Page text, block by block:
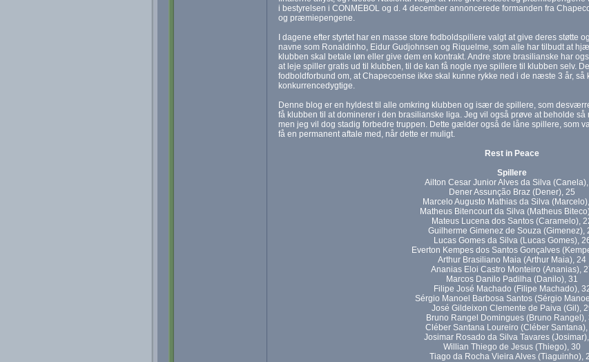
i bestyrelsen i CONMEBOL og d. 4 december annoncerede formanden fra
og præmiepengene.
I dagene efter styrtet har en masse store fodboldspillere valgt at give deres støtte
navne som Ronaldinho, Eidur Gudjohnsen og Riquelme, som alle har tilbudt at
klubben skal betale løn eller give dem en kontrakt. Andre store brasilianske har
at leje spiller gratis ud til klubben, til de kan få nogle nye spillere til klubben selv.
fodboldforbund om, at Chapecoense ikke skal kunne rykke ned i de næste 3 år,
konkurrencedygtige.
Denne blog er en hyldest til alle omkring klubben og især de spillere, som
få klubben til at dominerer i den brasilianske liga. Jeg vil også prøve at beholde så
men jeg vil dog stadig forbedre truppen. Dette gælder også de låne spillere, som
få en permanent aftale med, når dette er muligt.
Rest in Peace
Spillere
Ailton Cesar Junior Alves da Silva
Dener Assunção Braz (Dener), 25
Marcelo Augusto Mathias da Silva
Matheus Bitencourt da Silva (Matheus
Mateus Lucena dos Santos (Caramelo),
Guilherme Gimenez de Souza (Gimenez),
Lucas Gomes da Silva (Lucas Gomes),
Everton Kempes dos Santos Gonçalves
Arthur Brasiliano Maia (Arthur Maia), 24
Ananias Eloi Castro Monteiro (Ananias),
Marcos Danilo Padilha (Danilo), 31
Filipe José Machado (Filipe Machado),
Sérgio Manoel Barbosa Santos (Sérgio
José Gildeixon Clemente de Paiva (Gil),
Bruno Rangel Domingues (Bruno Rangel),
Cléber Santana Loureiro (Cléber Santana),
Josimar Rosado da Silva Tavares
Willian Thiego de Jesus (Thiego), 30
Tiago da Rocha Vieira Alves (Tiaguinho),